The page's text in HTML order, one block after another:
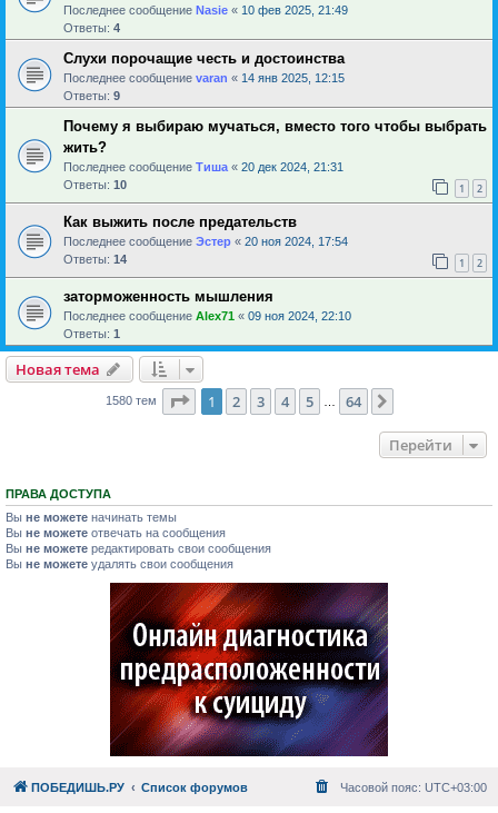
Последнее сообщение Nasie « 10 фев 2025, 21:49
Ответы: 4
Слухи порочащие честь и достоинства
Последнее сообщение varan « 14 янв 2025, 12:15
Ответы: 9
Почему я выбираю мучаться, вместо того чтобы выбрать
жить?
Последнее сообщение Тиша « 20 дек 2024, 21:31
Ответы: 10 1 2
Как выжить после предательств
Последнее сообщение Эстер « 20 ноя 2024, 17:54
Ответы: 14 1 2
заторможенность мышления
Последнее сообщение Alex71 « 09 ноя 2024, 22:10
Ответы: 1
Новая тема
1580 тем Страница из 64
1 2 3 4 5 64
Перейти
ПРАВА ДОСТУПА
Вы не можете начинать темы
Вы не можете отвечать на сообщения
Вы не можете редактировать свои сообщения
Вы не можете удалять свои сообщения
ПОБЕДИШЬ.РУ Список форумов Часовой пояс: UTC+03:00